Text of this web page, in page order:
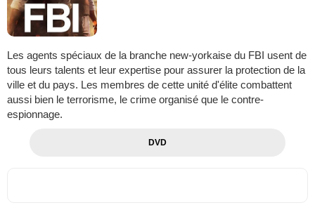
Les agents spéciaux de la branche new-yorkaise du FBI usent de
tous leurs talents et leur expertise pour assurer la protection de la
ville et du pays. Les membres de cette unité d'élite combattent
aussi bien le terrorisme, le crime organisé que le contre-
espionnage.
DVD